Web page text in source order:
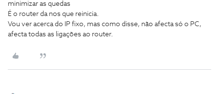
minimizar as quedas
É o router da nos que reinicia.
Vou ver acerca do IP fixo, mas como disse, não afecta só o PC,
afecta todas as ligações ao router.